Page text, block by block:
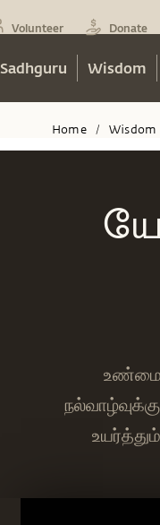
Volunteer Donate
Sadhguru Wisdom
Home / Wisdom